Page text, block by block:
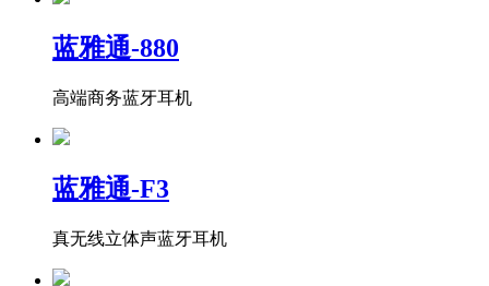
蓝雅通-880
高端商务蓝牙耳机
蓝雅通-F3
真无线立体声蓝牙耳机